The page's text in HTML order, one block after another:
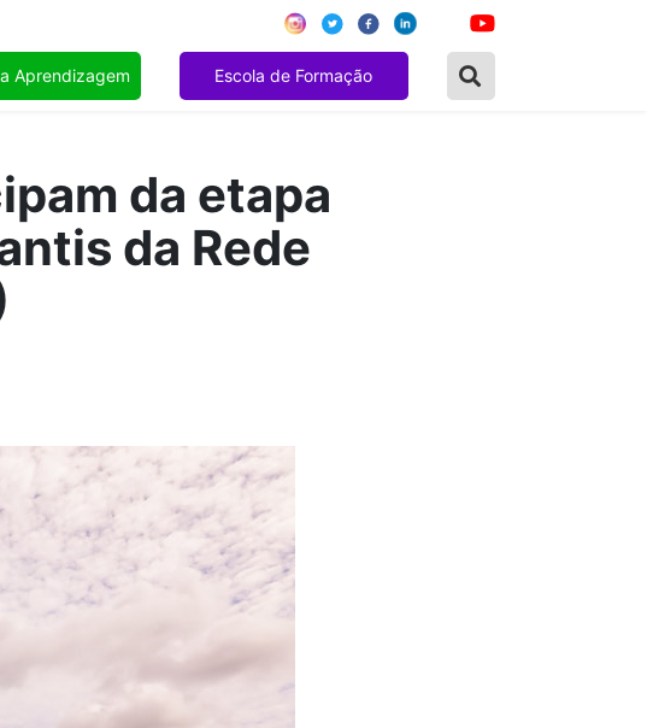
Aprendizagem Escola de Formação
da etapa
da Rede